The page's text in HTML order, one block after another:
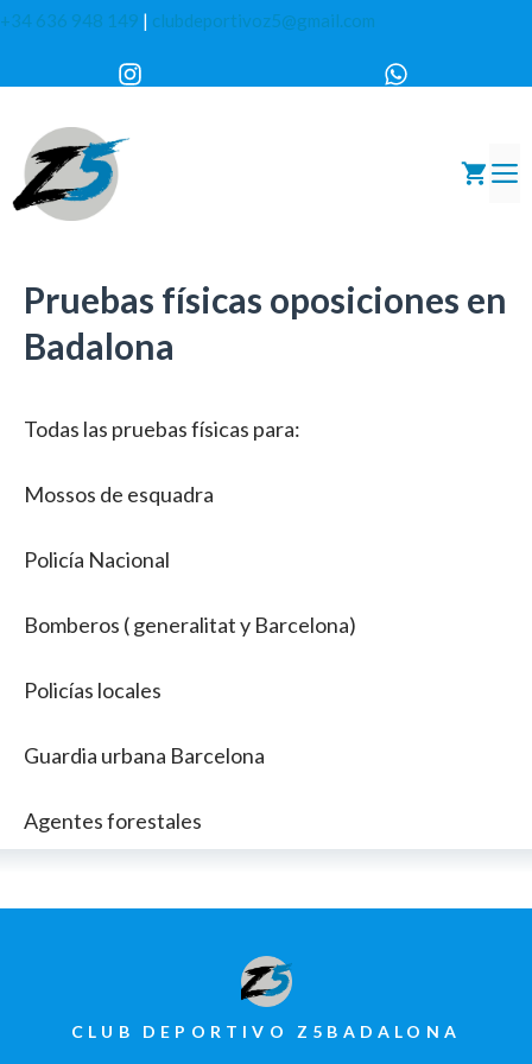
Saltar
contenido
+34 636 948 149 | clubdeportivoz5@gmail.com
Pruebas físicas oposiciones en
Badalona
Todas las pruebas físicas para:
Mossos de esquadra
Policía Nacional
Bomberos ( generalitat y Barcelona)
Policías locales
Guardia urbana Barcelona
Agentes forestales
CLUB DEPORTIVO Z5BADALONA